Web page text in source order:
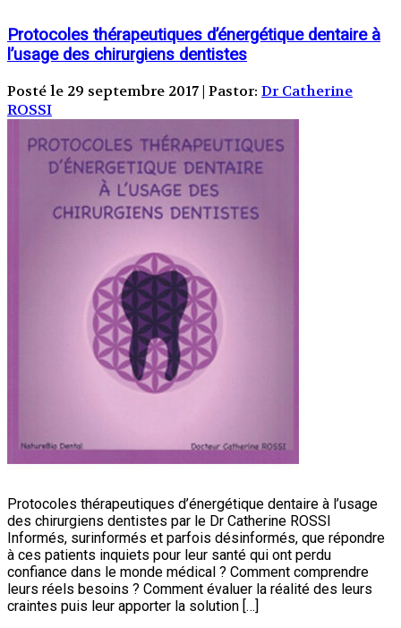
Protocoles thérapeutiques d’énergétique dentaire à
l’usage des chirurgiens dentistes
Posté le 29 septembre 2017 | Pastor: Dr Catherine
ROSSI
Protocoles thérapeutiques d’énergétique dentaire à l’usage
des chirurgiens dentistes par le Dr Catherine ROSSI
Informés, surinformés et parfois désinformés, que répondre
à ces patients inquiets pour leur santé qui ont perdu
confiance dans le monde médical ? Comment comprendre
leurs réels besoins ? Comment évaluer la réalité des leurs
craintes puis leur apporter la solution […]